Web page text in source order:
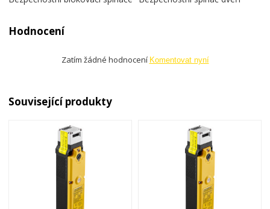
Hodnocení
Zatím žádné hodnocení Komentovat nyní
Související produkty